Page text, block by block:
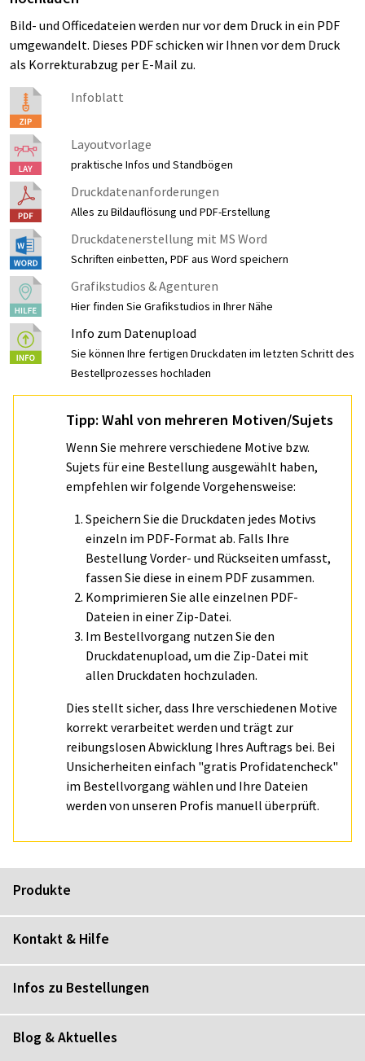
Bild- und Officedateien werden nur vor dem Druck in ein PDF
umgewandelt. Dieses PDF schicken wir Ihnen vor dem Druck
als Korrekturabzug per E-Mail zu.
Infoblatt
Layoutvorlage
praktische Infos und Standbögen
Druckdatenanforderungen
Alles zu Bildauflösung und PDF-Erstellung
Druckdatenerstellung mit MS Word
Schriften einbetten, PDF aus Word speichern
Grafikstudios & Agenturen
Hier finden Sie Grafikstudios in Ihrer Nähe
Info zum Datenupload
Sie können Ihre fertigen Druckdaten im letzten Schritt des
Bestellprozesses hochladen
Tipp: Wahl von mehreren Motiven/Sujets
Wenn Sie mehrere verschiedene Motive bzw.
Sujets für eine Bestellung ausgewählt haben,
empfehlen wir folgende Vorgehensweise:
Speichern Sie die Druckdaten jedes Motivs
einzeln im PDF-Format ab. Falls Ihre
Bestellung Vorder- und Rückseiten umfasst,
fassen Sie diese in einem PDF zusammen.
Komprimieren Sie alle einzelnen PDF-
Dateien in einer Zip-Datei.
Im Bestellvorgang nutzen Sie den
Druckdatenupload, um die Zip-Datei mit
allen Druckdaten hochzuladen.
Dies stellt sicher, dass Ihre verschiedenen Motive
korrekt verarbeitet werden und trägt zur
reibungslosen Abwicklung Ihres Auftrags bei. Bei
Unsicherheiten einfach "gratis Profidatencheck"
im Bestellvorgang wählen und Ihre Dateien
werden von unseren Profis manuell überprüft.
Produkte
Kontakt & Hilfe
Infos zu Bestellungen
Blog & Aktuelles